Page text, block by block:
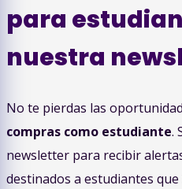
para
nuestra
No te pierdas las
compras como estudiante.
newsletter para recibir
destinados a estudiantes